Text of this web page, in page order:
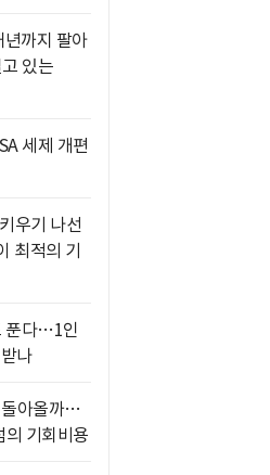
년까지 팔아
있는
세제 개편
우기 나선
최적의 기
푼다…1인
나
돌아올까…
기회비용